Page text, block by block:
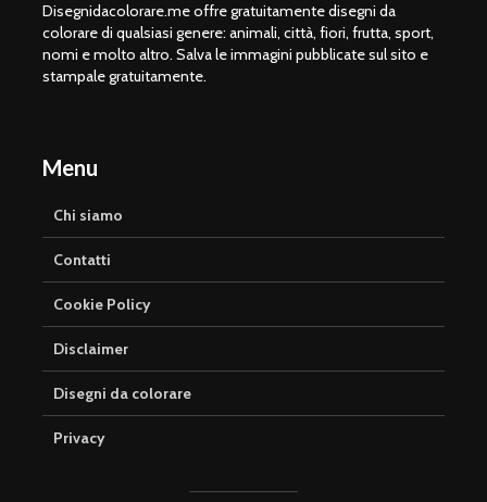
Disegnidacolorare.me offre gratuitamente disegni da
colorare di qualsiasi genere: animali, città, fiori, frutta, sport,
nomi e molto altro. Salva le immagini pubblicate sul sito e
stampale gratuitamente.
Menu
Chi siamo
Contatti
Cookie Policy
Disclaimer
Disegni da colorare
Privacy